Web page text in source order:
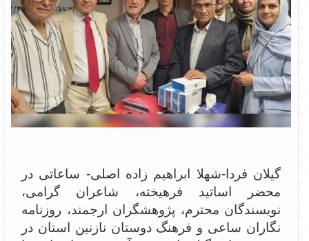
گیلان فردا-شهلا ابراهیم زاده اصلی- ساعاتی در
محضر اساتید فرهیخته، شاعران گرامی،
نویسندگان محترم، پژوهشگران ارجمند، روزنامه
نگاران ساعی و فرهنگ دوستان نازنین استان در